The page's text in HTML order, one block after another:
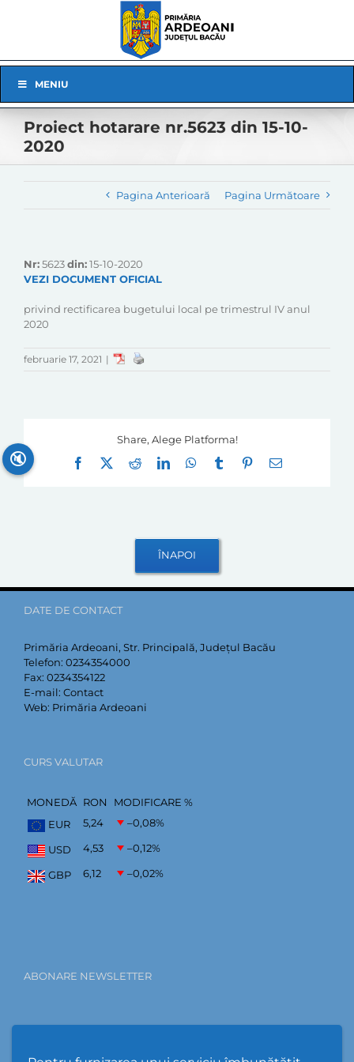
Navigation
MENIU
Proiect hotarare nr.5623 din 15-10-
2020
Pagina Anterioară Pagina Următoare
Nr:5623din:15-10-2020
VEZI DOCUMENT OFICIAL
privind rectificarea bugetului local pe trimestrul IV anul
2020
februarie 17, 2021 |
Share, Alege Platforma!
Facebook
RedditLinkedInWhatsApp
Tumblr Pinterest
E-
DATE DE CONTACT
Primăria Ardeoani, Str. Principală, Județul Bacău
Telefon: 0234354000
Fax: 0234354122
E-mail: Contact
Web: Primăria Ardeoani
CURS VALUTAR
MONEDĂ RON
MODIFICARE %
EUR
5,24 –0,08%
USD 4,53 –0,12%
GBP 6,12 –0,02%
ABONARE NEWSLETTER
🔇